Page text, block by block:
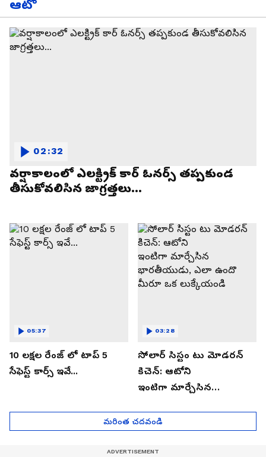
ఆటో
వర్షాకాలంలో ఎలక్ట్రిక్ కార్ ఓనర్స్ తప్పకుండ
తీసుకోవలిసిన జాగ్రత్తలు...
02:32
10 లక్షల రేంజ్ లో టాప్ 5
సేఫెస్ట్ కార్స్ ఇవే...
05:37
సోలార్ సిస్టం టు మోడరన్
కిచెన్: ఆటోని
ఇంటిగా మార్చేసిన
మీరూ ఒక లుక్కేయండి
03:28
మరింత చదవండి